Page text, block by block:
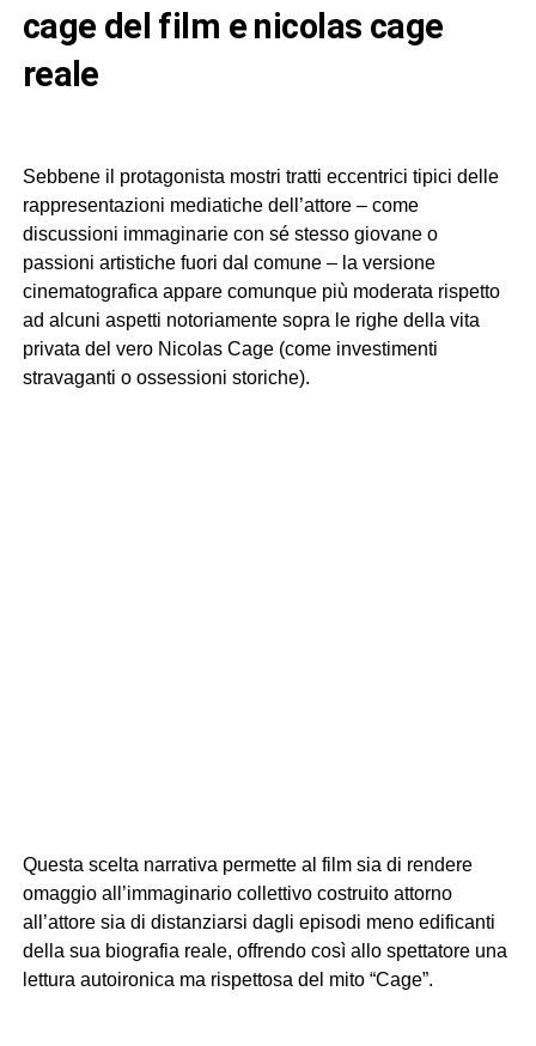
cage del film e nicolas cage
reale
Sebbene il protagonista mostri tratti eccentrici tipici delle
rappresentazioni mediatiche dell’attore – come
discussioni immaginarie con sé stesso giovane o
passioni artistiche fuori dal comune – la versione
cinematografica appare comunque più moderata rispetto
ad alcuni aspetti notoriamente sopra le righe della vita
privata del vero Nicolas Cage (come investimenti
stravaganti o ossessioni storiche).
Questa scelta narrativa permette al film sia di rendere
omaggio all’immaginario collettivo costruito attorno
all’attore sia di distanziarsi dagli episodi meno edificanti
della sua biografia reale, offrendo così allo spettatore una
lettura autoironica ma rispettosa del mito “Cage”.